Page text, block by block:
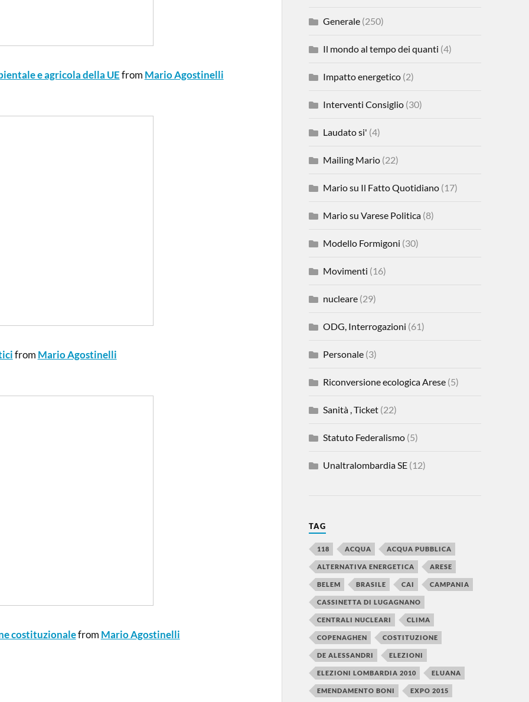
e agricola della UEfrom Mario Agostinelli
from Mario Agostinelli
costituzionalefrom Mario Agostinelli
Generale(250)
Il mondo al tempo dei quanti (4)
Impatto energetico(2)
Interventi Consiglio(30)
Laudato si' (4)
Mailing Mario(22)
Mario su Il Fatto Quotidiano(17)
Mario su Varese Politica(8)
Modello Formigoni (30)
Movimenti (16)
nucleare(29)
ODG, Interrogazioni (61)
Personale(3)
Riconversione ecologica Arese(5)
Sanità , Ticket(22)
Statuto Federalismo(5)
Unaltralombardia SE(12)
TAG
118 ACQUA ACQUA PUBBLICA
ALTERNATIVA ENERGETICA ARESE
BELEM BRASILE CAI CAMPANIA
CASSINETTA DI LUGAGNANO
CENTRALI NUCLEARI CLIMA
COPENAGHEN COSTITUZIONE
DE ALESSANDRI ELEZIONI
ELEZIONI LOMBARDIA 2010 ELUANA
EMENDAMENTO BONI EXPO 2015